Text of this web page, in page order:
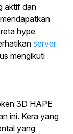
aktif dan
hype
server
mengikuti
3D HAPE
ini. Kera yang
yang